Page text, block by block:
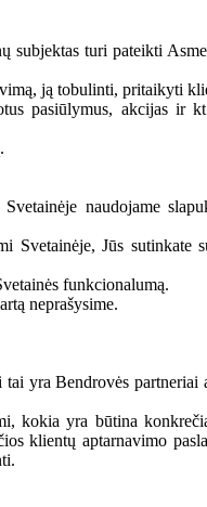
turi pateikti
ją tobulinti, pritaikyti
pasiūlymus, akcijas ir
naudojame
Jūs sutinkate
funkcionalumą.
neprašysime.
yra Bendrovės
kokia yra būtina
klientų aptarnavimo